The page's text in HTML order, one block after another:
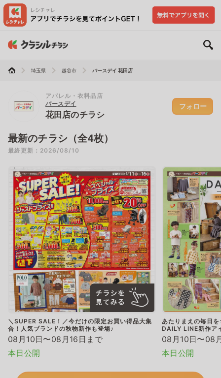
埼玉県 越谷市 バースデイ 花田店
アパレル・衣料品店
バースデイ
花田店のチラシ
フォロー
最新のチラシ（全4枚）
最終更新：2026/08/10
＼SUPER SALE！／今だけの限定お買い得品大集
合！人気ブランドの秋物新作も登場♪
08月10日〜08月16日まで
本日公開
あたりまえの毎日
DAILY LINE新作ア
08月10日〜08
本日公開